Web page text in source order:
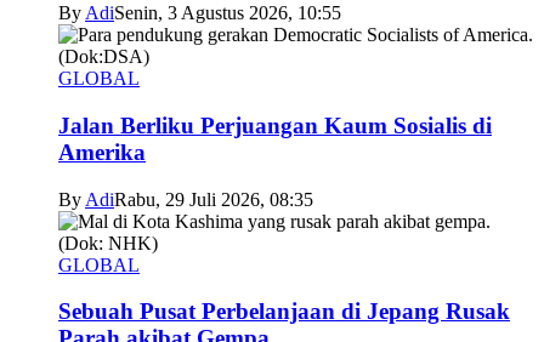
By AdiSenin, 3 Agustus 2026, 10:55
GLOBAL
Jalan Berliku Perjuangan Kaum Sosialis di
Amerika
By AdiRabu, 29 Juli 2026, 08:35
GLOBAL
Sebuah Pusat Perbelanjaan di Jepang Rusak